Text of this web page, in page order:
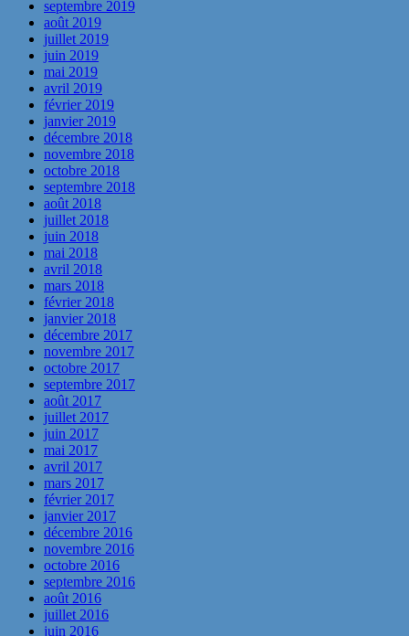
septembre 2019
août 2019
juillet 2019
juin 2019
mai 2019
avril 2019
février 2019
janvier 2019
décembre 2018
novembre 2018
octobre 2018
septembre 2018
août 2018
juillet 2018
juin 2018
mai 2018
avril 2018
mars 2018
février 2018
janvier 2018
décembre 2017
novembre 2017
octobre 2017
septembre 2017
août 2017
juillet 2017
juin 2017
mai 2017
avril 2017
mars 2017
février 2017
janvier 2017
décembre 2016
novembre 2016
octobre 2016
septembre 2016
août 2016
juillet 2016
juin 2016